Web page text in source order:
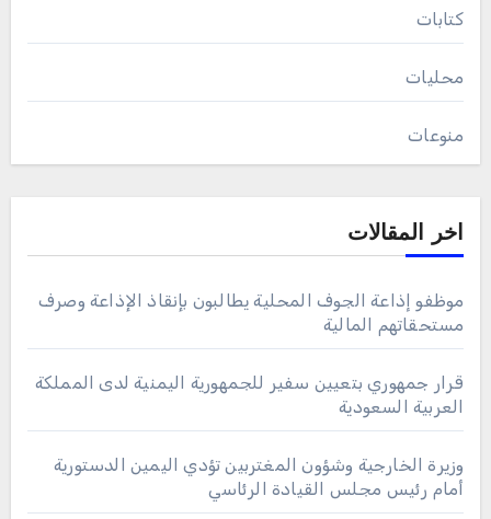
كتابات
محليات
منوعات
اخر المقالات
موظفو إذاعة الجوف المحلية يطالبون بإنقاذ الإذاعة وصرف
مستحقاتهم المالية
قرار جمهوري بتعيين سفير للجمهورية اليمنية لدى المملكة
العربية السعودية
وزيرة الخارجية وشؤون المغتربين تؤدي اليمين الدستورية
أمام رئيس مجلس القيادة الرئاسي